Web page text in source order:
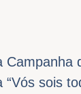
sois